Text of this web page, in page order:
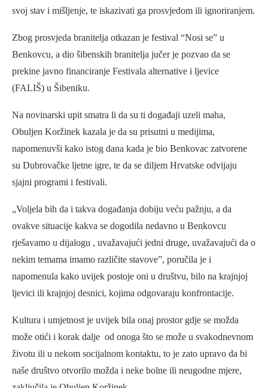
svoj stav i mišljenje, te iskazivati ga prosvjedom ili ignoriranjem.
Zbog prosvjeda branitelja otkazan je festival “Nosi se” u
Benkovcu, a dio šibenskih branitelja jučer je pozvao da se
prekine javno financiranje Festivala alternative i ljevice
(FALIŠ) u Šibeniku.
Na novinarski upit smatra li da su ti događaji uzeli maha,
Obuljen Koržinek kazala je da su prisutni u medijima,
napomenuvši kako istog dana kada je bio Benkovac zatvorene
su Dubrovačke ljetne igre, te da se diljem Hrvatske odvijaju
sjajni programi i festivali.
„Voljela bih da i takva događanja dobiju veću pažnju, a da
ovakve situacije kakva se dogodila nedavno u Benkovcu
rješavamo u dijalogu , uvažavajući jedni druge, uvažavajući da o
nekim temama imamo različite stavove”, poručila je i
napomenula kako uvijek postoje oni u društvu, bilo na krajnjoj
ljevici ili krajnjoj desnici, kojima odgovaraju konfrontacije.
Kultura i umjetnost je uvijek bila onaj prostor gdje se možda
može otići i korak dalje od onoga što se može u svakodnevnom
životu ili u nekom socijalnom kontaktu, to je zato upravo da bi
naše društvo otvorilo možda i neke bolne ili neugodne mjere,